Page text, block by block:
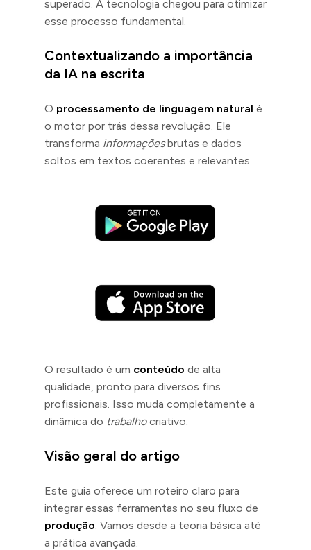
superado. A tecnologia chegou para otimizar
esse processo fundamental.
Contextualizando a importância
da IA na escrita
O processamento de linguagem natural é
o motor por trás dessa revolução. Ele
transforma informaçõesbrutas e dados
soltos em textos coerentes e relevantes.
O resultado é um conteúdo de alta
qualidade, pronto para diversos fins
profissionais. Isso muda completamente a
dinâmica do trabalhocriativo.
Visão geral do artigo
Este guia oferece um roteiro claro para
integrar essas ferramentas no seu fluxo de
produção . Vamos desde a teoria básica até
a prática avançada.